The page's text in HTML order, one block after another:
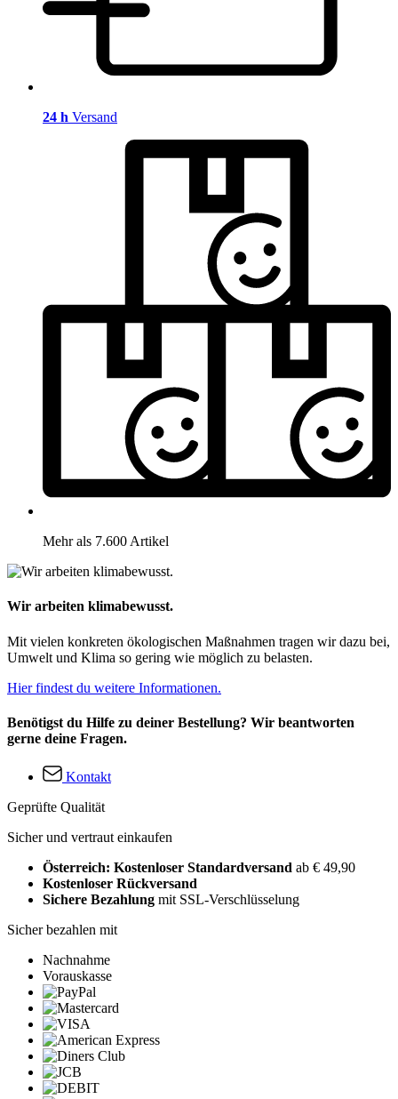
24 h Versand
Mehr als 7.600 Artikel
Wir arbeiten klimabewusst.
Mit vielen konkreten ökologischen Maßnahmen tragen wir dazu bei,
Umwelt und Klima so gering wie möglich zu belasten.
Hier findest du weitere Informationen.
Benötigst du Hilfe zu deiner Bestellung? Wir beantworten
gerne deine Fragen.
Kontakt
Geprüfte Qualität
Sicher und vertraut einkaufen
Österreich: Kostenloser Standardversand ab € 49,90
Kostenloser Rückversand
Sichere Bezahlung mit SSL-Verschlüsselung
Sicher bezahlen mit
Nachnahme
Vorauskasse